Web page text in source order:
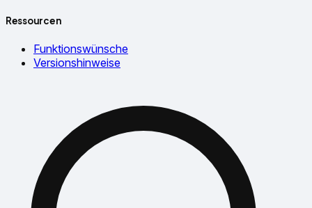
Ressourcen
Funktionswünsche
Versionshinweise